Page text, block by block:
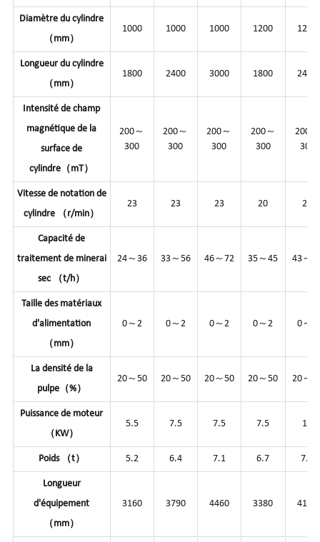
Diamètre du cylindre
（mm）
1000 1000 1000 1200 1200
Longueur du cylindre
（mm）
1800 2400 3000 1800 2400
Intensité de champ
magnétique de la
surface de
cylindre（mT）
200～
300
200～
300
200～
300
200～
300
200～
300
Vitesse de notation de
cylindre （r/min）
23 23 23 20 20
Capacité de
traitement de minerai
sec （t/h）
24～36 33～56 46～72 35～45 43～
Taille des matériaux
d'alimentation
（mm）
0～2 0～2 0～2 0～2 0～2
La densité de la
pulpe（%）
20～50 20～50 20～50 20～50 20～
Puissance de moteur
（KW）
5.5 7.5 7.5 7.5 11
Poids （t） 5.2 6.4 7.1 6.7 7.2
Longueur
d'équipement
（mm）
3160 3790 4460 3380 4190